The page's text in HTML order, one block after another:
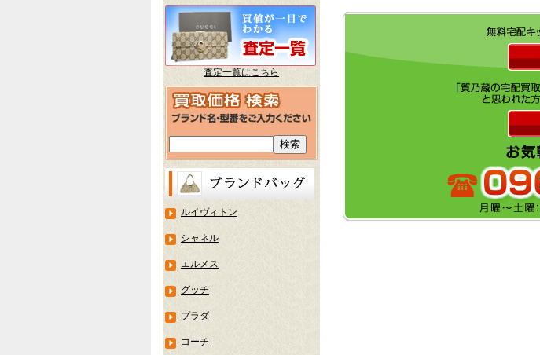
査定一覧はこちら
ルイヴィトン
シャネル
エルメス
グッチ
プラダ
コーチ